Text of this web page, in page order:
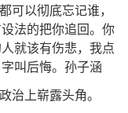
可以彻底忘记谁，
法的把你追回。你
就该有伤悲，我点
叫后悔。孙子涵
治上崭露头角。